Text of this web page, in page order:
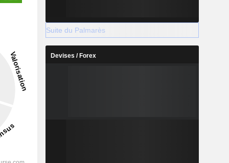
Suite du Palmarès
Devises / Forex